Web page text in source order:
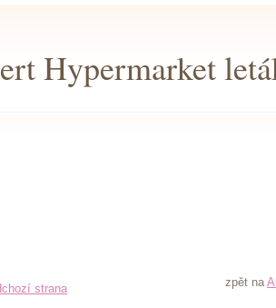
Hypermarket
strana zpět na